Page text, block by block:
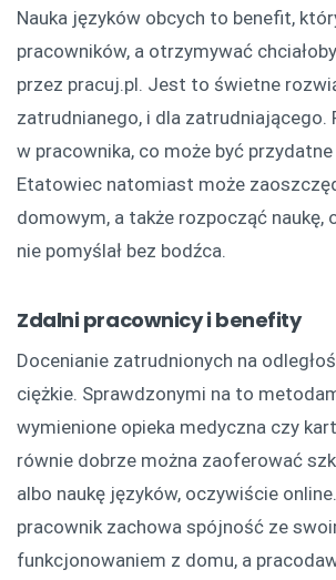
Nauka języków obcych to benefit,
pracowników, a otrzymywać
przez pracuj.pl. Jest to świetne
zatrudnianego, i dla zatrudniającego.
w pracownika, co może być przydatne
Etatowiec natomiast może
domowym, a także rozpocząć naukę,
nie pomyślał bez bodźca.
Zdalni pracownicy i benefity
Docenianie zatrudnionych na
ciężkie. Sprawdzonymi na to
wymienione opieka medyczna czy
równie dobrze można zaoferować
albo naukę języków, oczywiście
pracownik zachowa spójność ze
funkcjonowaniem z domu, a